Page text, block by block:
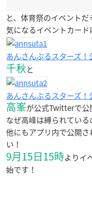
と、体育祭のイベントだ
気になるイベントカー
あんさんぶるスターズ
千秋と
あんさんぶるスターズ
高峯が公式Twitterで公
なぜ高峰は縛られてい
他にもアプリ内で公開
い！
9月15日15時よりイ
始です！